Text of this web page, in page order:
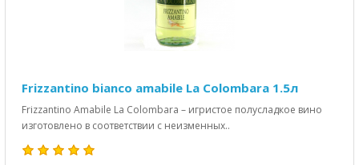
Frizzantino bianco amabile La Colombara 1.5л
Frizzantino Amabile La Colombara – игристое полусладкое вино
изготовлено в соответствии с неизменных..